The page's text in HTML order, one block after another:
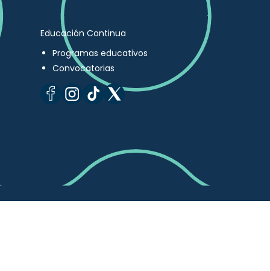
Educación Continua
Programas educativos
Convocatorias